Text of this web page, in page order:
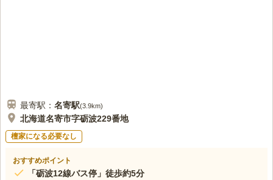
最寄駅： 名寄駅(3.9km)
北海道名寄市字砺波229番地
檀家になる必要なし
おすすめポイント
「砺波12線バス停」徒歩約5分